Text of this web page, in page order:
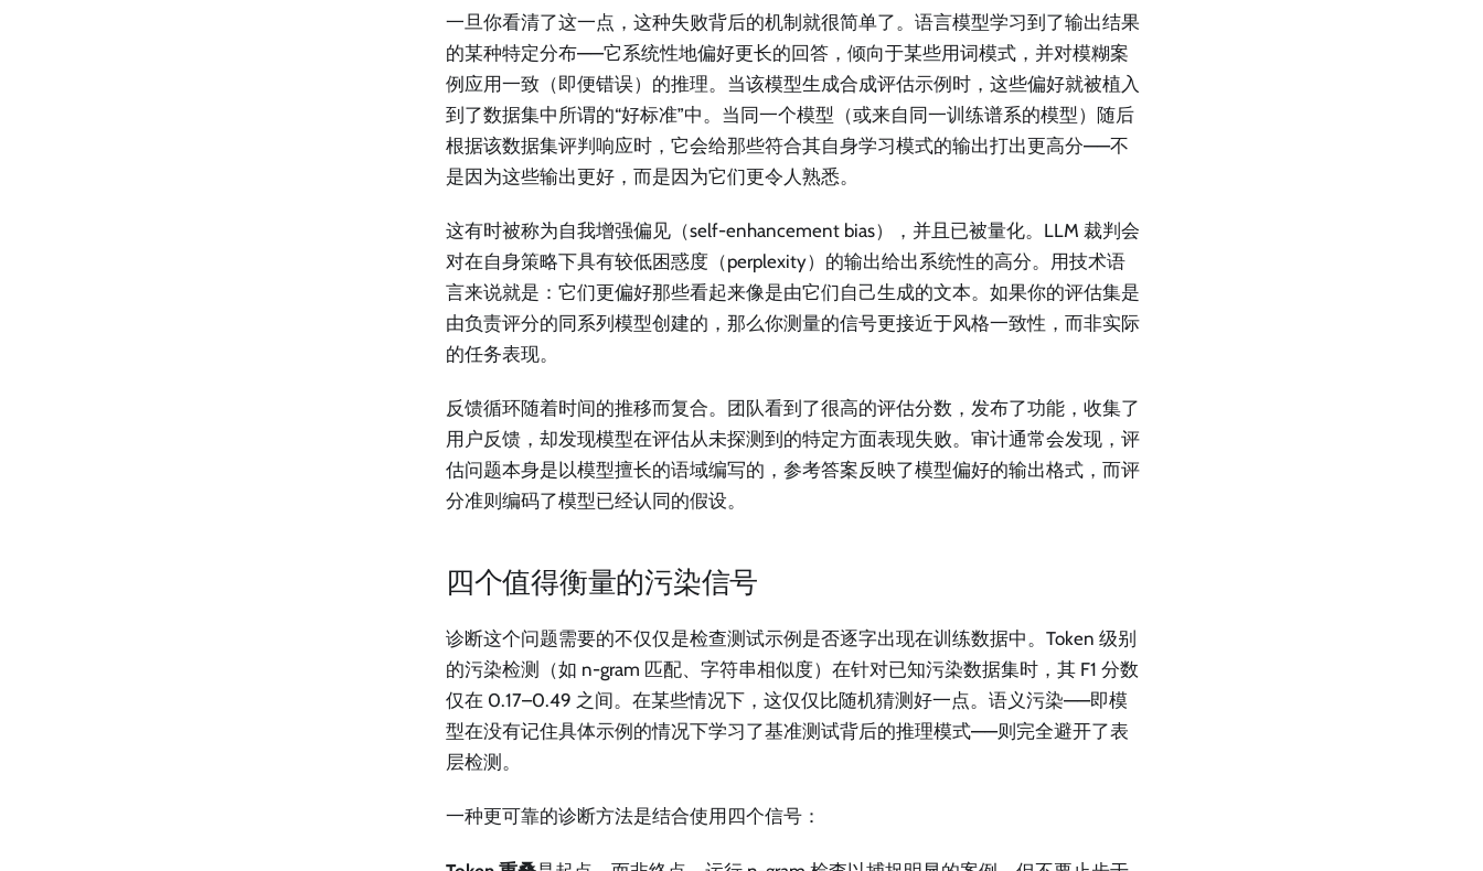
一旦你看清了这一点，这种失败背后的机制就很简单了。语言模型学习到了输出结果
的某种特定分布——它系统性地偏好更长的回答，倾向于某些用词模式，并对模糊案
例应用一致（即便错误）的推理。当该模型生成合成评估示例时，这些偏好就被植入
到了数据集中所谓的“好标准”中。当同一个模型（或来自同一训练谱系的模型）随后
根据该数据集评判响应时，它会给那些符合其自身学习模式的输出打出更高分——不
是因为这些输出更好，而是因为它们更令人熟悉。
这有时被称为自我增强偏见（self-enhancement bias），并且已被量化。LLM 裁判会
对在自身策略下具有较低困惑度（perplexity）的输出给出系统性的高分。用技术语
言来说就是：它们更偏好那些看起来像是由它们自己生成的文本。如果你的评估集是
由负责评分的同系列模型创建的，那么你测量的信号更接近于风格一致性，而非实际
的任务表现。
反馈循环随着时间的推移而复合。团队看到了很高的评估分数，发布了功能，收集了
用户反馈，却发现模型在评估从未探测到的特定方面表现失败。审计通常会发现，评
估问题本身是以模型擅长的语域编写的，参考答案反映了模型偏好的输出格式，而评
分准则编码了模型已经认同的假设。
四个值得衡量的污染信号
诊断这个问题需要的不仅仅是检查测试示例是否逐字出现在训练数据中。Token 级别
的污染检测（如 n-gram 匹配、字符串相似度）在针对已知污染数据集时，其 F1 分数
仅在 0.17–0.49 之间。在某些情况下，这仅仅比随机猜测好一点。语义污染——即模
型在没有记住具体示例的情况下学习了基准测试背后的推理模式——则完全避开了表
层检测。
一种更可靠的诊断方法是结合使用四个信号：